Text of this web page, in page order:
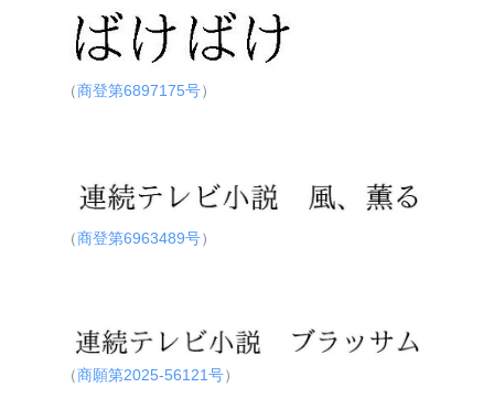
（商登第6897175号）
（商登第6963489号）
（商願第2025-56121号）